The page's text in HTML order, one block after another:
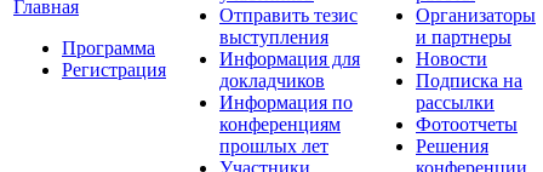
Главная
Программа
Регистрация
Отправить тезис
выступления
Информация для
докладчиков
Информация по
конференциям
прошлых лет
Участники
Организаторы
и партнеры
Новости
Подписка на
рассылки
Фотоотчеты
Решения
конференции